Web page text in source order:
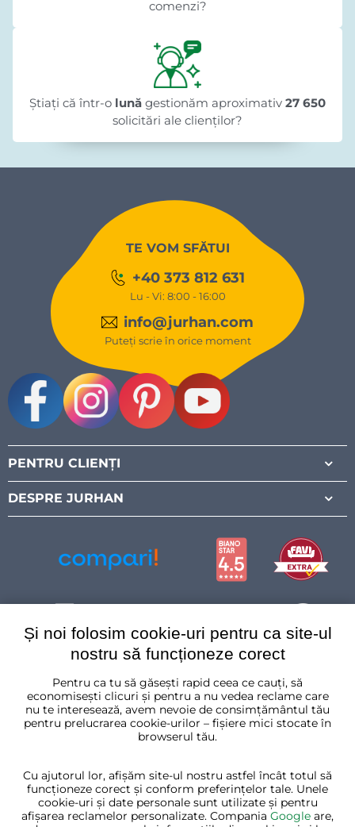
comenzi?
Știați că într-o lună gestionăm aproximativ 27 650
solicitări ale clienților?
TE VOM SFĂTUI
+40 373 812 631
Lu - Vi: 8:00 - 16:00
info@jurhan.com
Puteți scrie în orice moment
PENTRU CLIENȚI
DESPRE JURHAN
România
Și noi folosim cookie-uri pentru ca site-ul
nostru să funcționeze corect
Pentru ca tu să găsești rapid ceea ce cauți, să
economisești clicuri și pentru a nu vedea reclame care
nu te interesează, avem nevoie de consimțământul tău
pentru prelucrarea cookie-urilor – fișiere mici stocate în
browserul tău.
Cu ajutorul lor, afișăm site-ul nostru astfel încât totul să
funcționeze corect și conform preferințelor tale. Unele
cookie-uri și date personale sunt utilizate și pentru
afișarea reclamelor personalizate. Compania Google are,